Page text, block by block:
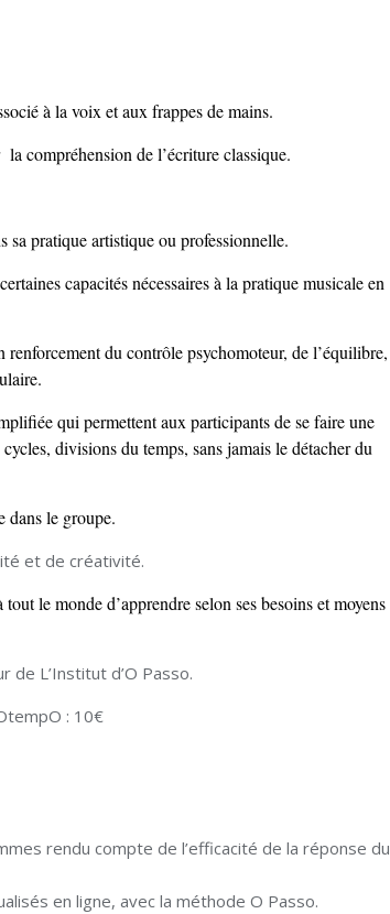
à la voix et aux frappes de mains.
compréhension de l’écriture classique.
pratique artistique ou professionnelle.
capacités nécessaires à la pratique musicale en
du contrôle psychomoteur, de l’équilibre,
qui permettent aux participants de se faire une
divisions du temps, sans jamais le détacher du
dans le groupe.
et de créativité.
le monde d’apprendre selon ses besoins et moyens
L’Institut d’O Passo.
: 10€
rendu compte de l’efficacité de la réponse du
en ligne, avec la méthode O Passo.